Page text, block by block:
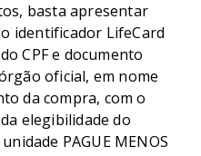
basta apresentar
identificador LifeCard
CPF e documento
oficial, em nome
da compra, com o
elegibilidade do
PAGUE MENOS